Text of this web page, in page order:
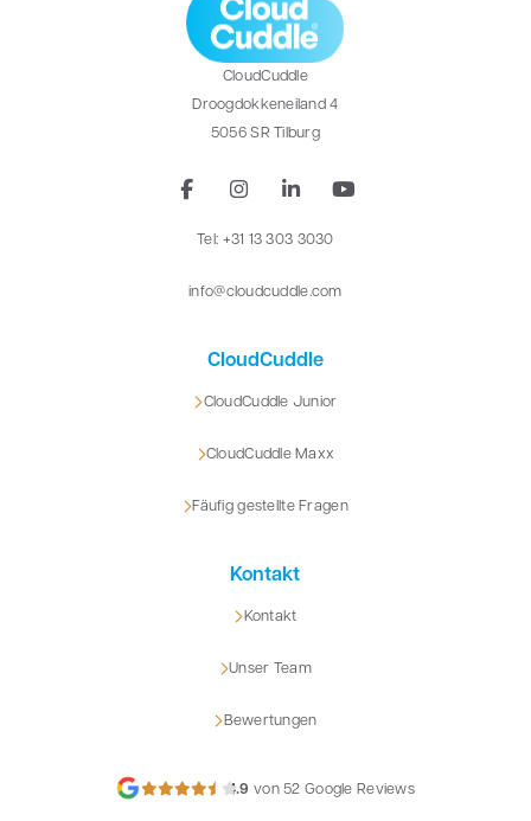
CloudCuddle
Droogdokkeneiland 4
5056 SR Tilburg
Tel: +31 13 303 3030
info@cloudcuddle.com
CloudCuddle
CloudCuddle Junior
CloudCuddle Maxx
Fäufig gestellte Fragen
Kontakt
Kontakt
Unser Team
Bewertungen
4.9 von 52 Google Reviews